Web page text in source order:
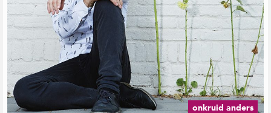
onkruid anders